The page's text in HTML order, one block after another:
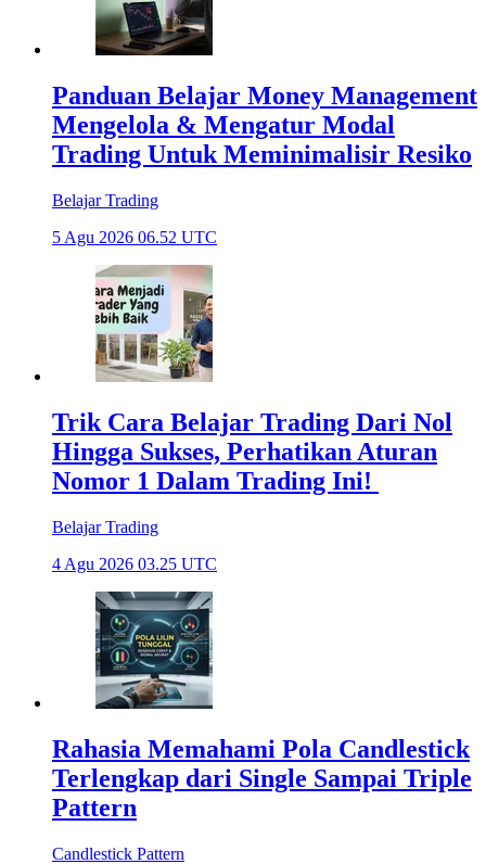
Panduan Belajar Money Management
Mengelola & Mengatur Modal
Trading Untuk Meminimalisir Resiko
Belajar Trading
5 Agu 2026 06.52 UTC
Trik Cara Belajar Trading Dari Nol
Hingga Sukses, Perhatikan Aturan
Nomor 1 Dalam Trading Ini!
Belajar Trading
4 Agu 2026 03.25 UTC
Rahasia Memahami Pola Candlestick
Terlengkap dari Single Sampai Triple
Pattern
Candlestick Pattern